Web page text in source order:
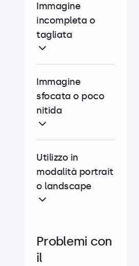
Immagine
incompleta o
tagliata
Immagine
sfocata o poco
nitida
Utilizzo in
modalità portrait
o landscape
Problemi con
il